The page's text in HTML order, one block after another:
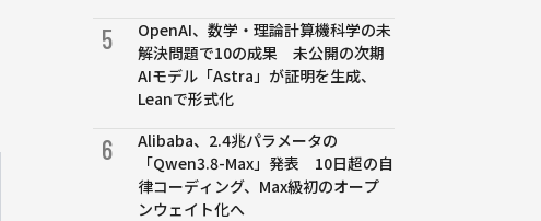
5
OpenAI、数学・理論計算機科学の未
解決問題で10の成果 未公開の次期
AIモデル「Astra」が証明を生成、
Leanで形式化
6
Alibaba、2.4兆パラメータの
「Qwen3.8-Max」発表 10日超の自
律コーディング、Max級初のオープ
ンウェイト化へ